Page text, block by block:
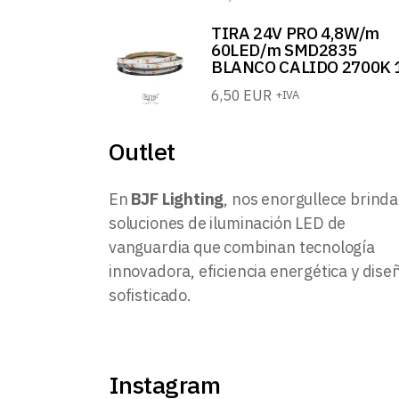
TIRA 24V PRO 4,8W/m
60LED/m SMD2835
BLANCO CALIDO 2700K
6,50 EUR +IVA
Outlet
En BJF Lighting, nos enorgullece
soluciones de iluminación LED de
vanguardia que combinan tecnología
innovadora, eficiencia energética y
sofisticado.
Instagram